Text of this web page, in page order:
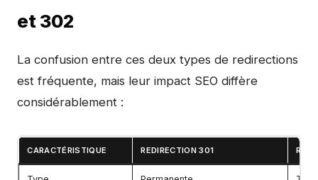
et 302
La confusion entre ces deux types de redirections
est fréquente, mais leur impact SEO diffère
considérablement :
CARACTÉRISTIQUE REDIRECTION 301